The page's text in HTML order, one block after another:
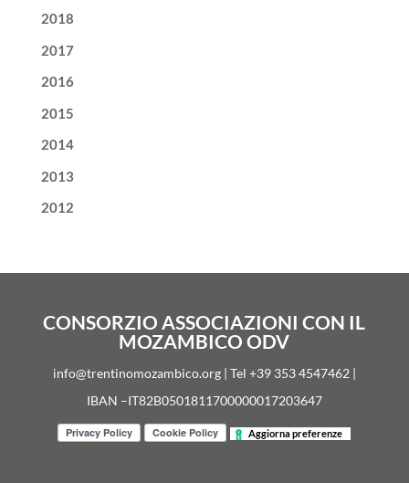
2018
2017
2016
2015
2014
2013
2012
CONSORZIO ASSOCIAZIONI CON IL
MOZAMBICO ODV
info@trentinomozambico.org | Tel +39 353 4547462 |
IBAN –IT82B0501811700000017203647
Aggiorna preferenze